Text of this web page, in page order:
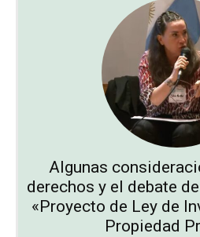
Algunas
derechos y el debate
«Proyecto de Ley de
Propiedad